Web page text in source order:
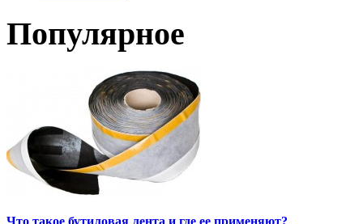
Популярное
Что такое бутиловая лента и где ее применяют?